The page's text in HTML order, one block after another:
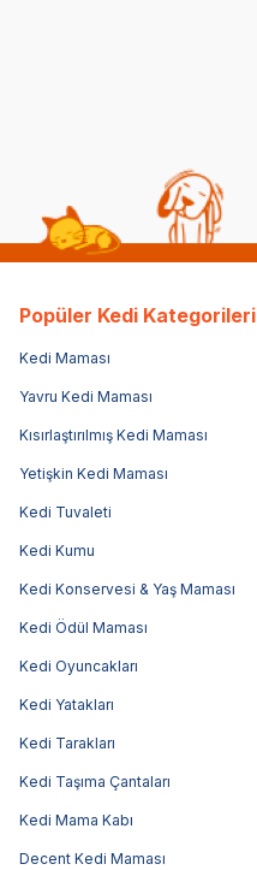
Popüler Kedi Kategorileri
Kedi Maması
Yavru Kedi Maması
Kısırlaştırılmış Kedi Maması
Yetişkin Kedi Maması
Kedi Tuvaleti
Kedi Kumu
Kedi Konservesi & Yaş Maması
Kedi Ödül Maması
Kedi Oyuncakları
Kedi Yatakları
Kedi Tarakları
Kedi Taşıma Çantaları
Kedi Mama Kabı
Decent Kedi Maması